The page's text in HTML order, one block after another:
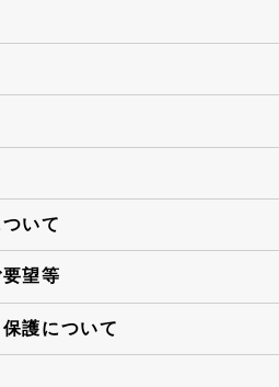
いて
望等
護について